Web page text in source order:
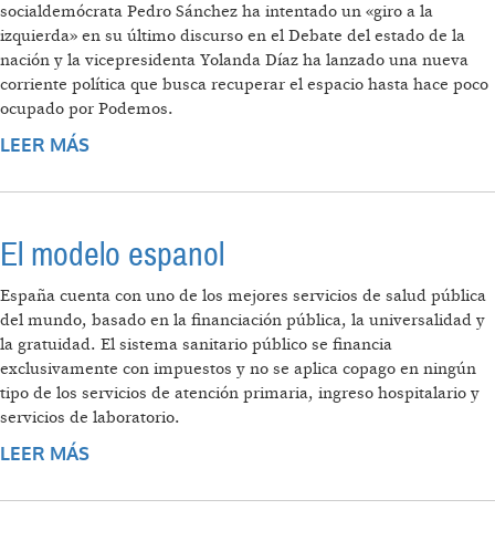
socialdemócrata Pedro Sánchez ha intentado un «giro a la
izquierda» en su último discurso en el Debate del estado de la
nación y la vicepresidenta Yolanda Díaz ha lanzado una nueva
corriente política que busca recuperar el espacio hasta hace poco
ocupado por Podemos.
LEER MÁS
El modelo espanol
España cuenta con uno de los mejores servicios de salud pública
del mundo, basado en la financiación pública, la universalidad y
la gratuidad. El sistema sanitario público se financia
exclusivamente con impuestos y no se aplica copago en ningún
tipo de los servicios de atención primaria, ingreso hospitalario y
servicios de laboratorio.
LEER MÁS